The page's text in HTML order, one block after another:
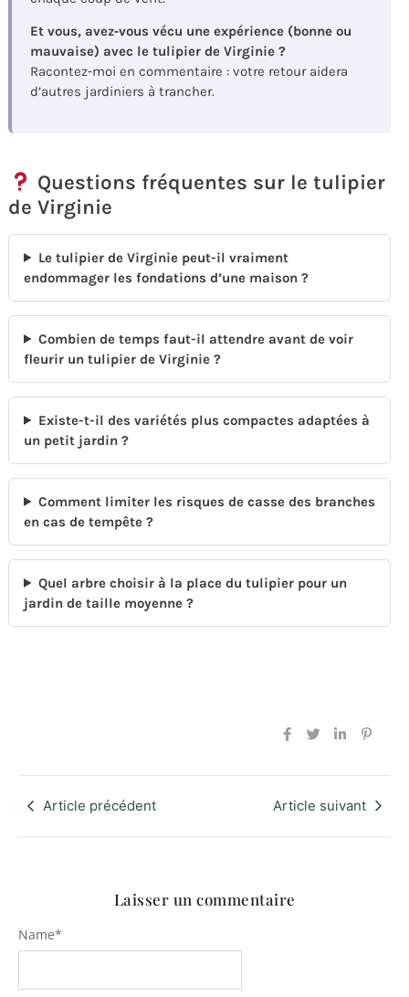
Et vous, avez‑vous vécu une expérience (bonne ou
mauvaise) avec le tulipier de Virginie ?
Racontez‑moi en commentaire : votre retour aidera
d’autres jardiniers à trancher.
Questions fréquentes sur le tulipier
de Virginie
Le tulipier de Virginie peut-il vraiment
endommager les fondations d’une maison ?
Combien de temps faut-il attendre avant de voir
fleurir un tulipier de Virginie ?
Existe-t-il des variétés plus compactes adaptées à
un petit jardin ?
Comment limiter les risques de casse des branches
en cas de tempête ?
Quel arbre choisir à la place du tulipier pour un
jardin de taille moyenne ?
Article précédent Article suivant
Laisser un commentaire
Name*